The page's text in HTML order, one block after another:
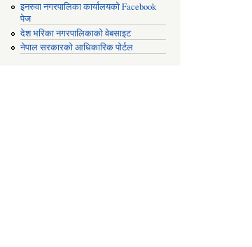
इनरुवा नगरपालिका कार्यालयको Facebook
पेज
देश भरिका नगरपालिकाको वेबसाइट
नेपाल सरकारको आधिकारिक पोर्टल